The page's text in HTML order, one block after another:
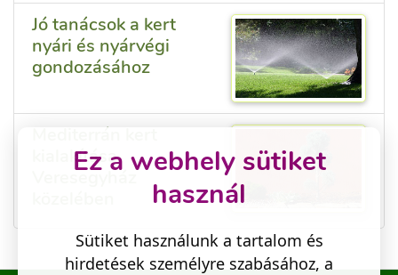
Jó tanácsok a kert
nyári és nyárvégi
gondozásához
Mediterrán kert
kialakítása
Veresegyház
Ez a webhely sütiket
használ
Sütiket használunk a tartalom és
hirdetések személyre szabásához, a